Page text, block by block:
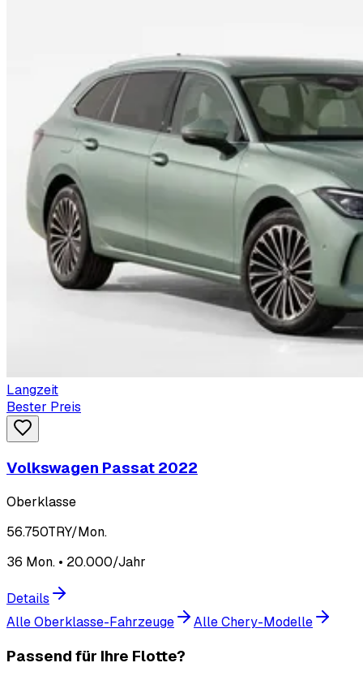
Langzeit
Bester Preis
Volkswagen Passat 2022
Oberklasse
56.750TRY/Mon.
36 Mon. • 20.000/Jahr
Details
Alle Oberklasse-Fahrzeuge
Alle Chery-Modelle
Passend für Ihre Flotte?